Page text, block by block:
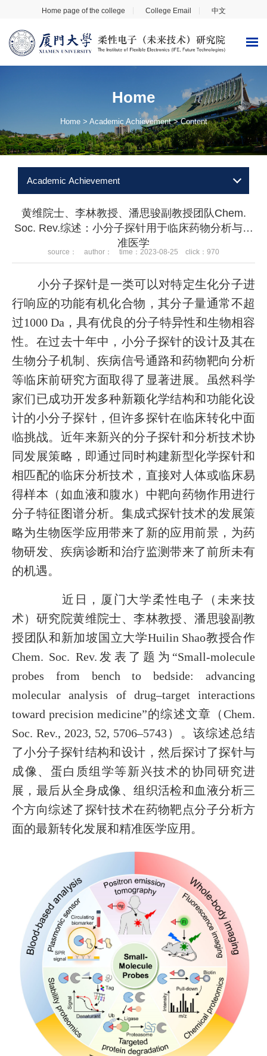
Home page of the college College Email 中文
Home
Home> Academic Achievement> Content
Academic Achievement
黄维院士、李林教授、潘思骏副教授团队Chem.
Soc. Rev.综述：小分子探针用于临床药物分析与精
准医学
source： author： time：2023-08-25 click： 970
小分子探针是一类可以对特定生化分子进
行响应的功能有机化合物，其分子量通常不超
过1000 Da，具有优良的分子特异性和生物相容
性。在过去十年中，小分子探针的设计及其在
生物分子机制、疾病信号通路和药物靶向分析
等临床前研究方面取得了显著进展。虽然科学
家们已成功开发多种新颖化学结构和功能化设
计的小分子探针，但许多探针在临床转化中面
临挑战。近年来新兴的分子探针和分析技术协
同发展策略，即通过同时构建新型化学探针和
相匹配的临床分析技术，直接对人体或临床易
得样本（如血液和腹水）中靶向药物作用进行
分子特征图谱分析。集成式探针技术的发展策
略为生物医学应用带来了新的应用前景，为药
物研发、疾病诊断和治疗监测带来了前所未有
的机遇。
近日，厦门大学柔性电子（未来技
术）研究院黄维院士、李林教授、潘思骏副教
授团队和新加坡国立大学Huilin Shao教授合作
Chem. Soc. Rev.发表了题为“Small-molecule
probes from bench to bedside: advancing
molecular analysis of drug–target interactions
toward precision medicine”的综述文章（Chem.
Soc. Rev., 2023, 52, 5706–5743）。该综述总结
了小分子探针结构和设计，然后探讨了探针与
成像、蛋白质组学等新兴技术的协同研究进
展，最后从全身成像、组织活检和血液分析三
个方向综述了探针技术在药物靶点分子分析方
面的最新转化发展和精准医学应用。